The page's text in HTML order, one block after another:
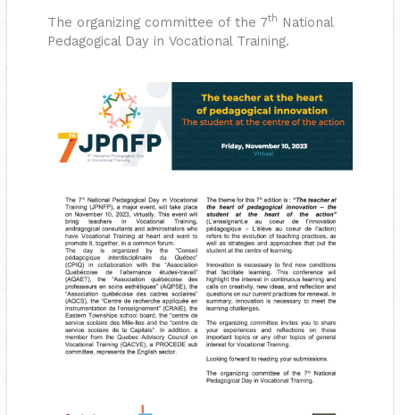
The organizing committee of the 7th
National
Pedagogical Day in Vocational Training.